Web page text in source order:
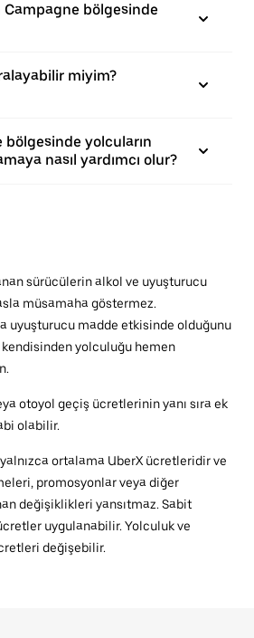
Campagne bölgesinde
miyim?
bölgesinde yolcuların
nasıl yardımcı olur?
sürücülerin alkol ve uyuşturucu
müsamaha göstermez.
uyuşturucu madde etkisinde olduğunu
yolculuğu hemen
otoyol geçiş ücretlerinin yanı sıra ek
olabilir.
ortalama UberX ücretleridir ve
promosyonlar veya diğer
değişiklikleri yansıtmaz. Sabit
uygulanabilir. Yolculuk ve
değişebilir.